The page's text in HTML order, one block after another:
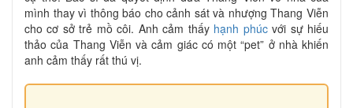
mình thay vì thông báo cho cảnh sát và nhượng Thang Viễn
cho cơ sở trẻ mồ côi. Anh cảm thấy hạnh phúcvới sự hiếu
thảo của Thang Viễn và cảm giác có một “pet” ở nhà khiến
anh cảm thấy rất thú vị.